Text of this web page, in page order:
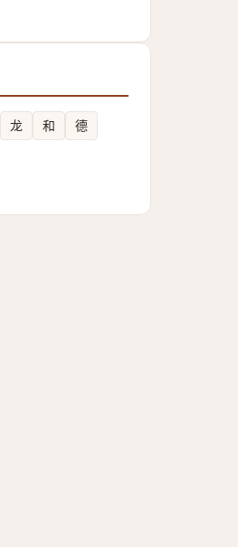
龙 和
德